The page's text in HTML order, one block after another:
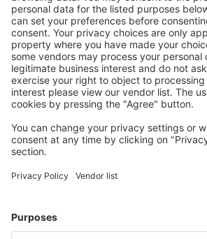
Atraktivní ceny a speciální nabídky
uživatele.
Ubytování dle vašeho gusta
Vyberte si z více než 1.3 milionu
apartmánů, chat a dalších.
Nejvyhledávanější hotely
Hotely ve Spojených státech amerických
Hotely in Panama City Beach Hotely in